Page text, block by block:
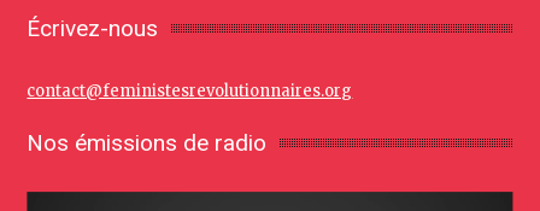
Écrivez-nous
contact@feministesrevolutionnaires.org
Nos émissions de radio